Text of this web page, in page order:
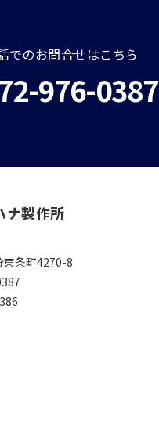
でのお問合せはこちら
976-0387
ナ製作所
東条町4270-8